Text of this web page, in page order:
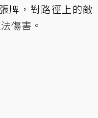
牌，對路徑上的敵
傷害。